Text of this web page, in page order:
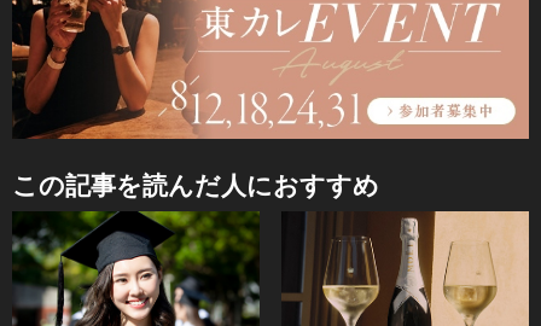
この記事を読んだ人におすすめ